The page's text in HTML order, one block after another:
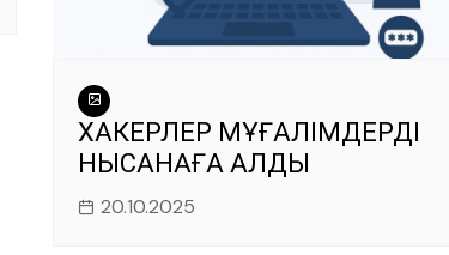
ХАКЕРЛЕР МҰҒАЛІМДЕРДІ
НЫСАНАҒА АЛДЫ
20.10.2025